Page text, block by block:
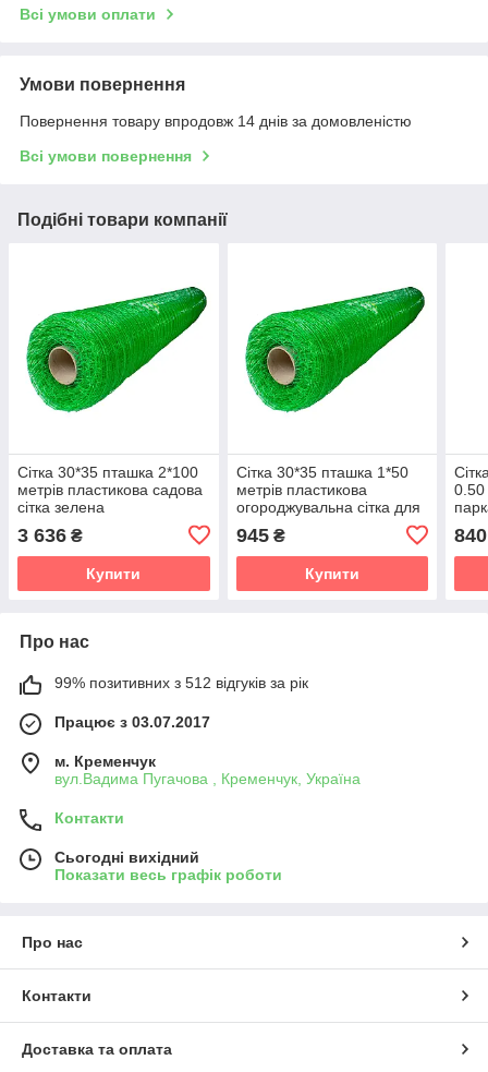
Всі умови оплати
Умови повернення
Повернення товару впродовж 14 днів за домовленістю
Всі умови повернення
Подібні товари компанії
Сітка 30*35 пташка 2*100
метрів пластикова садова
сітка зелена
3 636 ₴
Купити
Сітка 30*35 пташка 1*50
метрів пластикова
огороджувальна сітка для
945₴
Купити
0.50
840
Про нас
99% позитивних з 512 відгуків за рік
Працює з 03.07.2017
м. Кременчук
вул.Вадима Пугачова , Кременчук, Україна
Контакти
Сьогодні вихідний
Показати весь графік роботи
Про нас
Контакти
Доставка та оплата